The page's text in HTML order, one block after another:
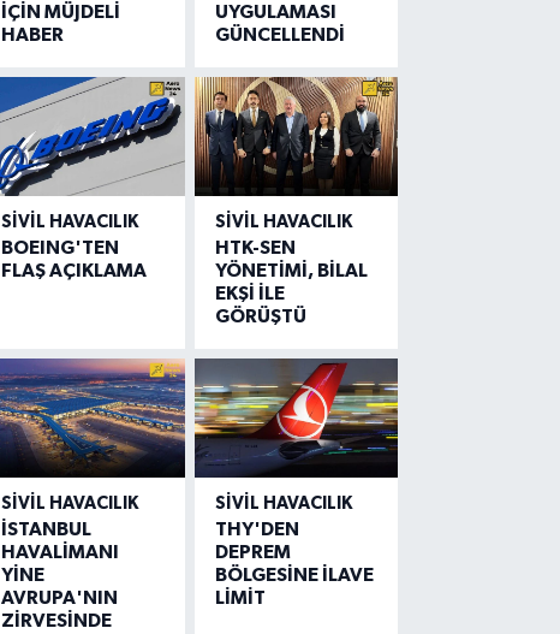
İÇİN MÜJDELİ
HABER
UYGULAMASI
GÜNCELLENDİ
SIVIL HAVACILIK
BOEING'TEN
FLAŞ AÇIKLAMA
SIVIL HAVACILIK
HTK-SEN
YÖNETİMİ, BİLAL
EKŞİ İLE
GÖRÜŞTÜ
SIVIL HAVACILIK
İSTANBUL
HAVALİMANI
YİNE
AVRUPA'NIN
ZİRVESİNDE
SIVIL HAVACILIK
THY'DEN
DEPREM
BÖLGESİNE İLAVE
LİMİT